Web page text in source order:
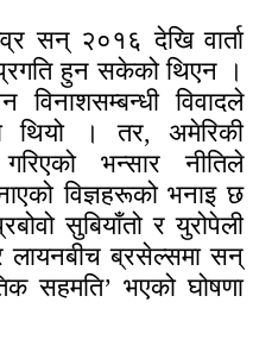
सन् २०१६ देखि वार्ता
हुन सकेको थिएन ।
विवादले
थियो । तर, अमेरिकी
गरिएको भन्सार नीतिले
विज्ञहरूको भनाइ छ
सुबियाँतो र युरोपेली
लायनबीच ब्रसेल्समा सन्
सहमति’ भएको घोषणा